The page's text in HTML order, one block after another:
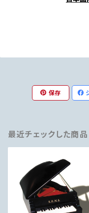
保存
最近チェックした商品